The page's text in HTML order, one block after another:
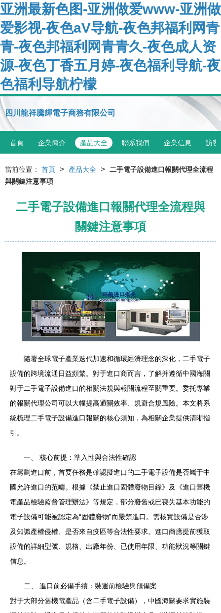
亚洲最新色图-亚洲做爱www-亚洲做
爱影视-夜色aV导航-夜色邦福利网青
青-夜色邦福利网青青久-夜色成人资
源-夜色丁香五月婷-夜色福利导航-夜
色福利导航柠檬
四川龍祥騰輝電子商務有限公司
首頁 企業簡介 產品大全 聯系我們 企業信息 訪客
當前位置： 首頁 > 產品大全 > 二手電子設備進口報關代理全流程
與關鍵注意事項
二手電子設備進口報關代理全流程與
關鍵注意事項
隨著全球電子產業迭代加速和循環經濟理念的深化，二手電子
設備的跨境流通日益頻繁。對于進口商而言，了解并遵循中國海關
對于二手電子設備進口的相關法規與報關流程至關重要。委托專業
的報關代理公司可以大幅提高通關效率、規避合規風險。本文將系
統梳理二手電子設備進口報關的核心須知，為相關企業提供清晰指
引。
一、 核心前提：準入性與合法性確認
在籌劃進口前，首要任務是確認擬進口的二手電子設備是否屬于中
國允許進口的范疇。根據《禁止進口固體廢物目錄》及《進口舊機
電產品檢驗監督管理辦法》等規定，部分廢舊或已喪失基本功能的
電子設備可能被認定為“固體廢物”而嚴禁進口。需核實設備是否涉
及知識產權侵權、是否來自疫區等合法性要求。進口商應提前獲取
設備的詳細型號、規格、出廠年份、已使用年限、功能狀況等關鍵
信息。
二、 進口前必備手續：裝運前檢驗與預備案
對于大部分舊機電產品（含二手電子設備），中國海關要求實施裝